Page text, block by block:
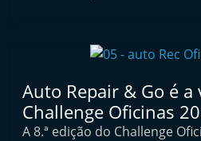
p
n
d
Auto Repair & Go é a
Challenge Oficinas
A 8.ª edição do Challenge